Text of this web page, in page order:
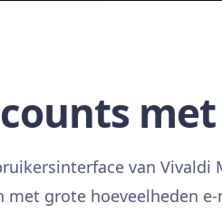
van
met grote hoeveelheden